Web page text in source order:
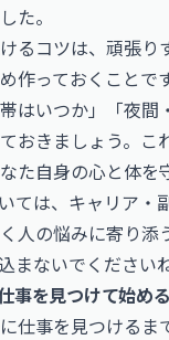
た。
るコツは、頑張り
作っておくことで
はいつか」「夜
おきましょう。こ
た自身の心と体を
ては、 キャリア・
人の悩みに寄り添
まないでくださいね
事を見つけて始め
仕事を見つけるま